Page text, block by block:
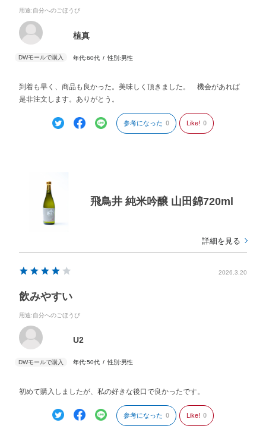
用途:自分へのごほうび
植真
年代:60代 性別:男性
到着も早く、商品も良かった。美味しく頂きました。 機会があれば
是非注文します。ありがとう。
参考になった 0 Like! 0
飛鳥井 純米吟醸 山田錦720ml
詳細を見る
2026.3.20
飲みやすい
用途:自分へのごほうび
U2
年代:50代 性別:男性
初めて購入しましたが、私の好きな後口で良かったです。
参考になった 0 Like! 0